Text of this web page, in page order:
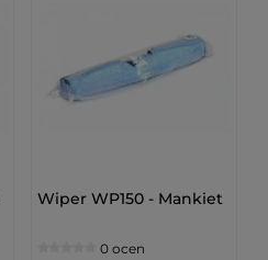
Wiper WP150 - Mankiet
0 ocen